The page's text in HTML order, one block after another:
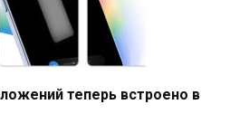
теперь встроено в